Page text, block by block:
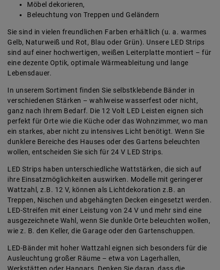
Möbel dekorieren,
Beleuchtung von Treppen und Geländern
Sie sind in vielen freundlichen Farben erhältlich (u. a. warmes
Gelb, Naturweiß und Rot, Blau oder Grün). Unsere LED Strips
sind auf einer hochwertigen, weißen Leiterplatte montiert – für
eine dezente Optik, optimale Wärmeableitung und lange
Lebensdauer.
In unserem Sortiment finden Sie selbstklebende Bänder in
verschiedenen Stärken – wahlweise wasserfest oder nicht,
ganz nach Ihrem Bedarf. Die 12 Volt LED Leisten eignen sich
perfekt für Orte wie die Küche oder das Wohnzimmer, wo man
ein starkes, aber nicht zu intensives Licht benötigt. Wenn Sie
dunklere Bereiche des Hauses oder des Gartens beleuchten
wollen, entscheiden Sie sich für 24 V LED Strips.
LED Strips haben unterschiedliche Wattstärken, die sich auf
ihre Einsatzmöglichkeiten auswirken. Modelle mit geringerer
Wattzahl, z.B. 12 V, können als Lichtdekoration z.B. an
Treppen, Nischen und abgehängten Decken eingesetzt werden.
LED-Streifen mit einer Leistung von 24 V und mehr sind eine
ausgezeichnete Wahl, wenn Sie dunkle Orte beleuchten wollen,
wie z. B. den Keller, die Garage oder den Gartenschuppen.
LED-Bänder mit hoher Wattzahl eignen sich besonders für die
Ausleuchtung großer Räume – etwa von Lagerhallen,